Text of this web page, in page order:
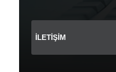
İLETIŞIM